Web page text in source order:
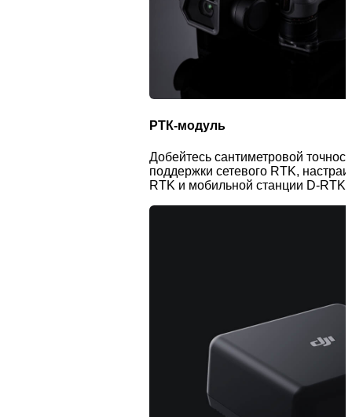
РТК-модуль
Добейтесь сантиметровой
поддержки сетевого RTK,
RTK и мобильной станции D-RTK